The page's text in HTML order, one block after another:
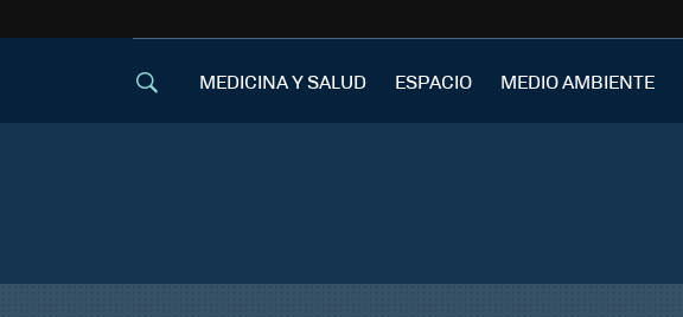
MEDICINA Y SALUD ESPACIO MEDIO AMBIENTE